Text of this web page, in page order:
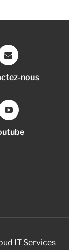
nous
IT Services